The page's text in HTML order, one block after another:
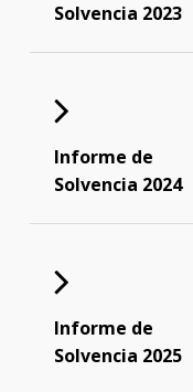
Solvencia 2023
Informe de
Solvencia 2024
Informe de
Solvencia 2025